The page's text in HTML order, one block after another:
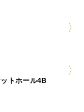
トホール4B